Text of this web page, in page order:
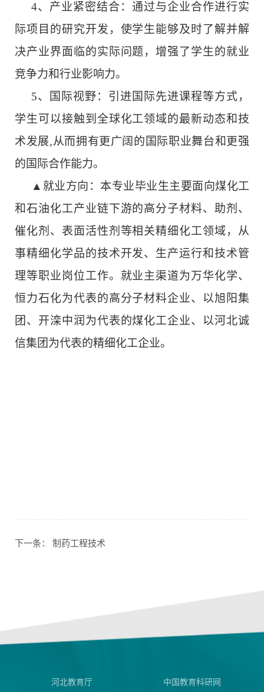
4、 产业紧密结合：通过与企业合作进行实
际项目的研究开发，使学生能够及时了解并解
决产业界面临的实际问题，增强了学生的就业
竞争力和行业影响力。
5、
国际视野： 引进国际先进课程等方式，
学生可以接触到全球化工领域的最新动态和技
术发展,从而拥有更广阔的国际职业舞台和更强
的国际合作能力。
▲就业方向：本专业毕业生主要面向煤化工
和石油化工产业链下游的高分子材料、助剂、
催化剂、表面活性剂等相关精细化工领域，从
事精细化学品的技术开发、生产运行和技术管
理等职业岗位工作。就业主渠道为万华化学、
恒力石化为代表的高分子材料企业、以旭阳集
团、开滦中润为代表的煤化工企业、以河北诚
信集团为代表的精细化工企业。
下一条： 制药工程技术
河北教育厅 中国教育科研网